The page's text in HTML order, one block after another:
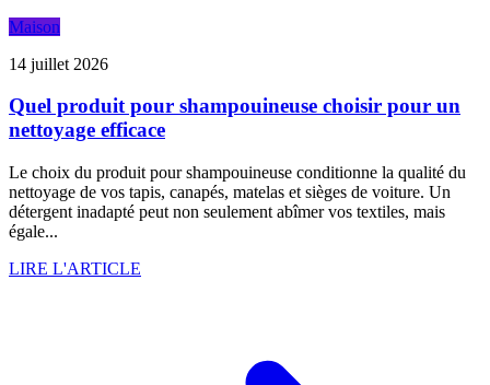
Maison
14 juillet 2026
Quel produit pour shampouineuse choisir pour un
nettoyage efficace
Le choix du produit pour shampouineuse conditionne la qualité du
nettoyage de vos tapis, canapés, matelas et sièges de voiture. Un
détergent inadapté peut non seulement abîmer vos textiles, mais
égale...
LIRE L'ARTICLE